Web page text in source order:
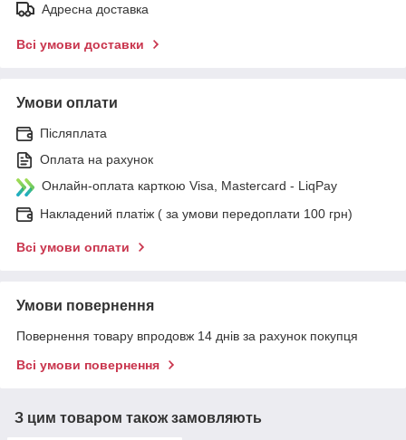
Адресна доставка
Всі умови доставки
Умови оплати
Післяплата
Оплата на рахунок
Онлайн-оплата карткою Visa, Mastercard - LiqPay
Накладений платіж ( за умови передоплати 100 грн)
Всі умови оплати
Умови повернення
Повернення товару впродовж 14 днів за рахунок покупця
Всі умови повернення
З цим товаром також замовляють